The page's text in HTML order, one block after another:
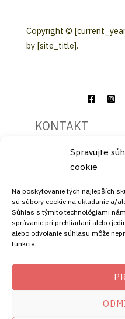
Spravujte
cookie
Na poskytovanie tých najlepších
sú súbory cookie na ukladanie a/
Súhlas s týmito technológiami
správanie pri prehliadaní alebo
alebo odvolanie súhlasu môže
funkcie.
Copyright ©
by [site_title].
KONTAKT
+421911072878
+421908072878
ADRESA
Štiavnička 211/49